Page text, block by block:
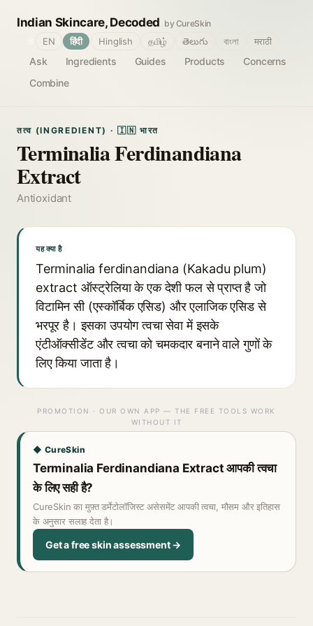
Indian Skincare, Decoded by CureSkin
Ask Ingredients Guides Products
Concerns
Combine
EN हिंदी Hinglish தமிழ் తెలుగు বাংলা मराठी
तत्व (INGREDIENT) · 🇮🇳 भारत
Terminalia Ferdinandiana
Extract
Antioxidant
यह क्या है
Terminalia ferdinandiana (Kakadu plum)
extract ऑस्ट्रेलिया के एक देशी फल से प्राप्त है जो
विटामिन सी (एस्कॉर्बिक एसिड) और एलाजिक एसिड से
भरपूर है। इसका उपयोग त्वचा सेवा में इसके
एंटीऑक्सीडेंट और त्वचा को चमकदार बनाने वाले गुणों के
लिए किया जाता है।
PROMOTION · OUR OWN APP — THE FREE TOOLS WORK
WITHOUT IT
◆ CureSkin
Terminalia Ferdinandiana Extract आपकी त्वचा
के लिए सही है?
CureSkin का मुफ़्त डर्मेटोलॉजिस्ट असेसमेंट आपकी त्वचा, मौसम और इतिहास
के अनुसार सलाह देता है।
Get a free skin assessment →